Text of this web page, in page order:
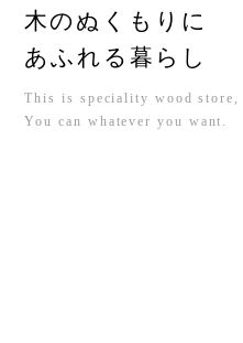
木のぬくもりに
あふれる暮らし
This is speciality wood store,
You can whatever you want.